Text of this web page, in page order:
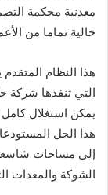
معدنية محكمة
خالية تماما من
هذا النظام
التي تنفذها شركة
يمكن استغلال
هذا الحل
إلى مساحات شاسعة
الشوكة والمعدات